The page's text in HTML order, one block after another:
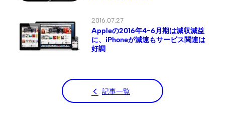
2016.07.27
Appleの2016年4−6月期は減収減益
に、iPhoneが減速もサービス関連は
好調
記事一覧